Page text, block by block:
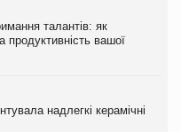
талантів: як
продуктивність вашої
надлегкі керамічні